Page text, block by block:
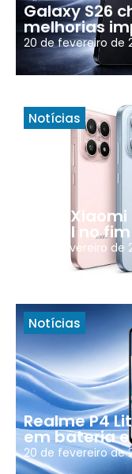
Galaxy S26
melhorias
20 de fevereiro de
Notícias
Linha
global no
20 de fevereiro de
Notícias
Realme P4
em bateria
20 de fevereiro de